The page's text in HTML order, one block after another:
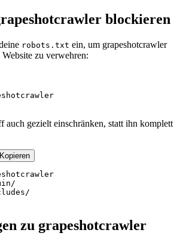
blockieren
robots.txt ein, um grapeshotcrawler
zu verwehren:
auch gezielt einschränken, statt ihn komplett
Kopieren
zu grapeshotcrawler